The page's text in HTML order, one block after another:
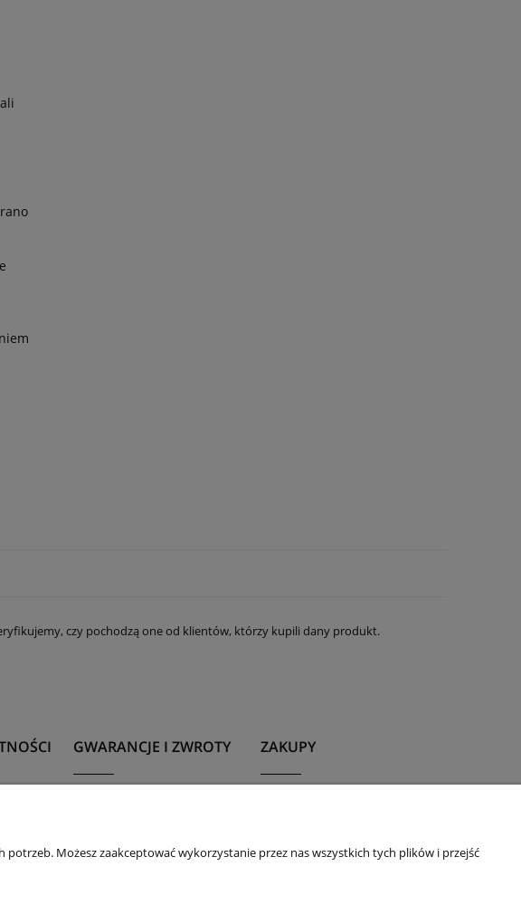
czy pochodzą one od klientów, którzy kupili dany produkt.
GWARANCJE I ZWROTY
Wymiana
ZAKUPY
Twój koszyk
Możesz zaakceptować wykorzystanie przez nas wszystkich tych plików i przejść